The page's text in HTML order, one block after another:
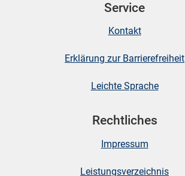
Service
Kontakt
Erklärung zur Barrierefreiheit
Leichte Sprache
Rechtliches
Impressum
Leistungsverzeichnis